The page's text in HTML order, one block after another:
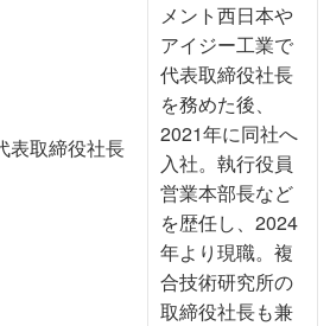
表取締役社長
メント西日本や
アイジー工業で
代表取締役社長
を務めた後、
2021年に同社へ
入社。執行役員
営業本部長など
を歴任し、2024
年より現職。複
合技術研究所の
取締役社長も兼